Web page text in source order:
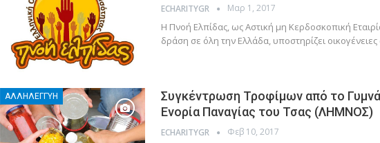
ECHARITYGR Μαρ 1, 2017
Η Πνοή Ελπίδας, ως Αστική μη Κερδοσκοπική
δράση σε όλη την Ελλάδα, υποστηρίζει
ΑΛΛΗΛΕΓΓΎΗ
Συγκέντρωση Τροφίμων από το
Ενορία Παναγίας του Τσας (ΛΗΜΝΟΣ)
ECHARITYGR Φεβ 10, 2017